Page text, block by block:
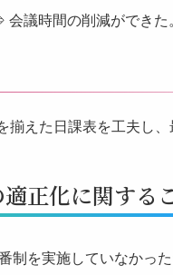
議時間の削減ができた
揃えた日課表を工夫し
正化に関する
制を実施していなかっ